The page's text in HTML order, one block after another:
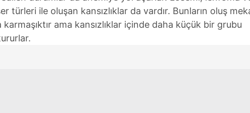
türleri ile oluşan kansızlıklar da vardır. Bunların oluş
karmaşıktır ama kansızlıklar içinde daha küçük bir grubu